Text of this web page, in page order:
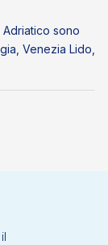
Adriatico sono
Venezia Lido,